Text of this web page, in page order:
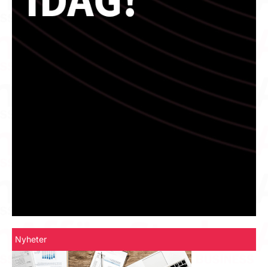
Nyheter